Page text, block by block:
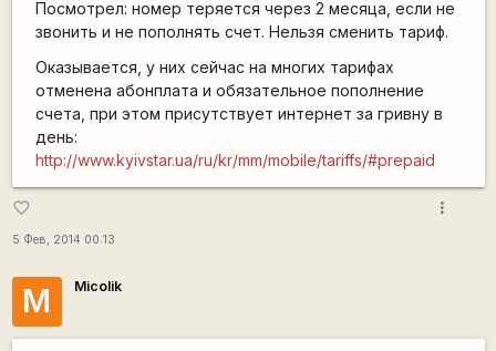
Посмотрел: номер теряется через 2 месяца, если не
звонить и не пополнять счет. Нельзя сменить тариф.
Оказывается, у них сейчас на многих тарифах
отменена абонплата и обязательное пополнение
счета, при этом присутствует интернет за гривну в
день:
http://www.kyivstar.ua/ru/kr/mm/mobile/tariffs/#prepaid
favorite_border
5 Фев, 2014 00:13
more_vert
M Micolik